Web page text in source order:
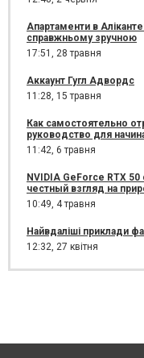
Апартаменти в
справжньому зручною
17:51, 28 травня
Аккаунт Гугл Адвордс
11:28, 15 травня
Как самостоятельно
руководство для
11:42, 6 травня
NVIDIA GeForce RTX 50
честный взгляд на
10:49, 4 травня
Найвдаліші приклади
12:32, 27 квітня